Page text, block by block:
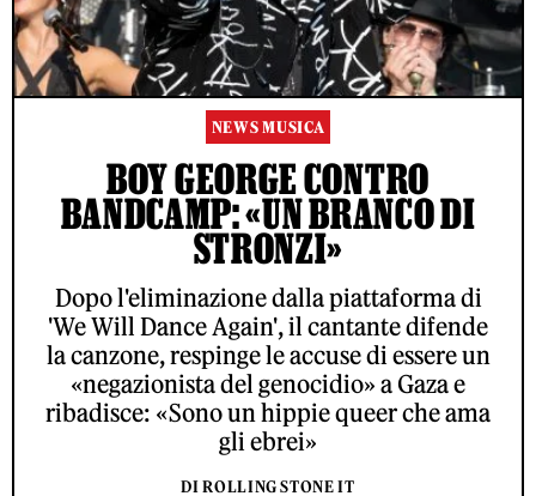
NEWS MUSICA
BOY GEORGE CONTRO
BANDCAMP: «UN BRANCO DI
STRONZI»
Dopo l'eliminazione dalla piattaforma di
'We Will Dance Again', il cantante difende
la canzone, respinge le accuse di essere un
«negazionista del genocidio» a Gaza e
ribadisce: «Sono un hippie queer che ama
gli ebrei»
DI ROLLING STONE IT